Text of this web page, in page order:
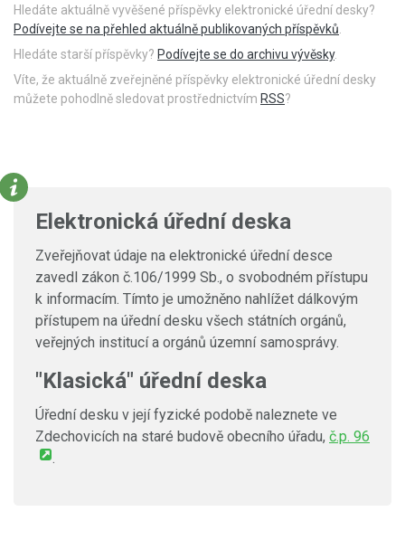
Hledáte aktuálně vyvěšené příspěvky elektronické úřední desky?
Podívejte se na přehled aktuálně publikovaných příspěvků
Hledáte starší příspěvky? Podívejte se do archivu vývěsky.
Víte, že aktuálně zveřejněné příspěvky elektronické úřední desky
můžete pohodlně sledovat prostřednictvím RSS?
Elektronická úřední deska
Zveřejňovat údaje na elektronické úřední desce
zavedl zákon č.106/1999 Sb., o svobodném přístupu
k informacím. Tímto je umožněno nahlížet dálkovým
přístupem na úřední desku všech státních orgánů,
veřejných institucí a orgánů územní samosprávy.
"Klasická" úřední deska
Úřední desku v její fyzické podobě naleznete ve
Zdechovicích na staré budově obecního úřadu, č.p. 96
.